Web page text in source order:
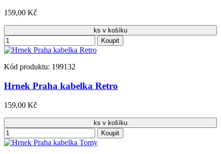
159,00 Kč
ks v košíku
Koupit
Kód produktu: 199132
Hrnek Praha kabelka Retro
159,00 Kč
ks v košíku
Koupit